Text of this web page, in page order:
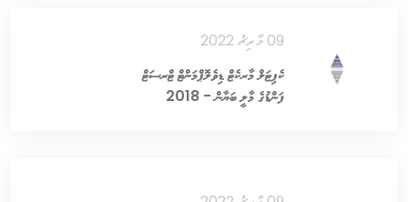
09 މާރިޗު 2022
ކެޕިޓަލް މާރކެޓް ޑިވެލޮޕްމަންޓް ޓްރސަޓް
ފަންޑުގެ މާލީ ބަޔާން - 2018